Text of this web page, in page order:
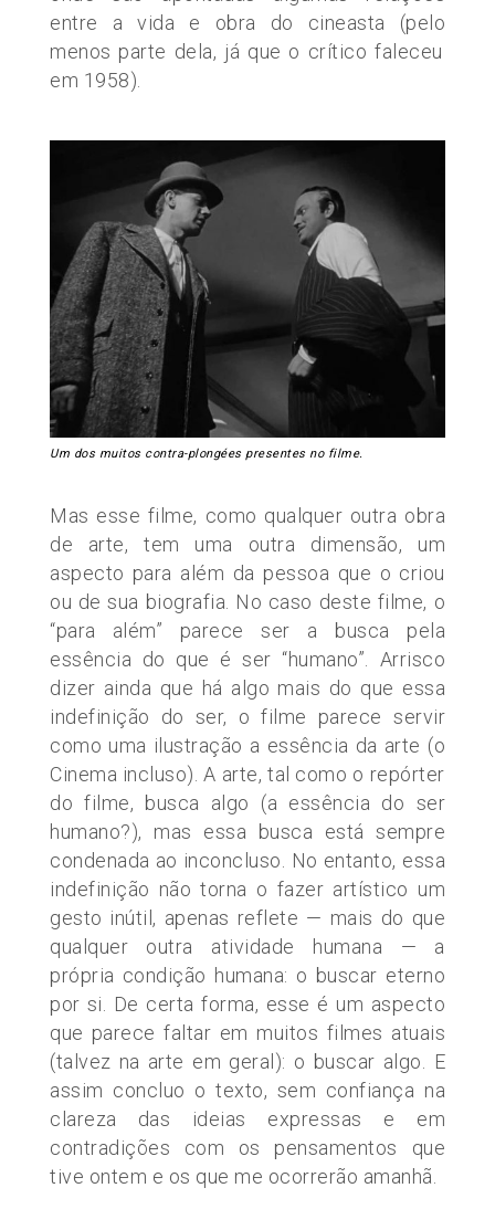
entre a vida e obra do cineasta
(pelo
menos parte dela, já que o crítico faleceu
em 1958).
Um dos muitos contra-plongées presentes no filme.
Mas esse filme, como qualquer outra obra
de arte, tem uma outra dimensão, um
aspecto para além da pessoa que o criou
ou de sua biografia. No caso deste filme, o
“para além” parece ser a busca pela
essência do que é ser “humano”.
Arrisco
dizer ainda que há algo mais do que essa
indefinição do ser, o filme parece servir
como uma ilustração a essência da arte (o
Cinema incluso).A arte, tal como o repórter
do filme, busca algo
(a essência do ser
humano?), mas essa busca está sempre
condenada ao inconcluso. No entanto, essa
indefinição não torna o fazer artístico um
gesto inútil, apenas reflete — mais do que
qualquer outra atividade humana — a
própria condição humana: o buscar eterno
por si.
De certa forma, esse é um aspecto
que parece faltar em muitos filmes atuais
(talvez na arte em geral): o buscar algo.
E
assim concluo o texto, sem confiança na
clareza das ideias expressas e em
contradições com os pensamentos que
tive ontem e os que me ocorrerão amanhã.